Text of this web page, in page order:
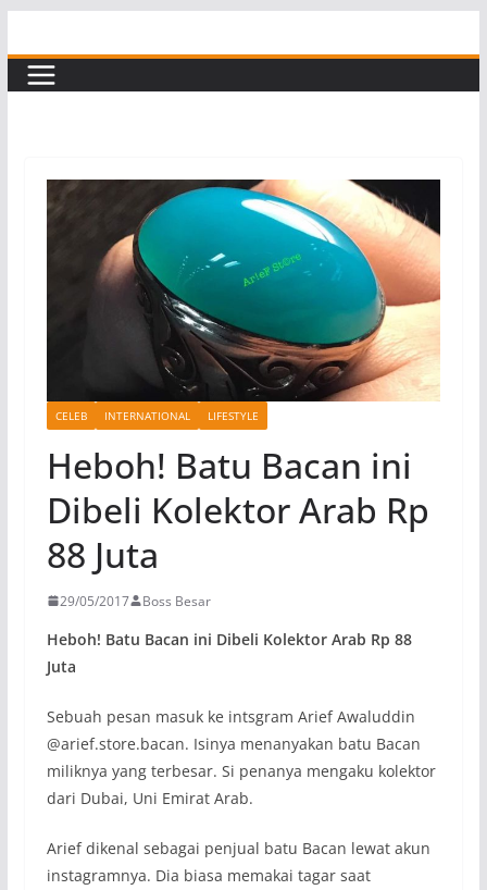
to
content
CELEB INTERNATIONAL LIFESTYLE
Heboh! Batu Bacan ini
Dibeli Kolektor Arab Rp
88 Juta
29/05/2017 Boss Besar
Heboh! Batu Bacan ini Dibeli Kolektor Arab Rp 88
Juta
Sebuah pesan masuk ke intsgram Arief Awaluddin
@arief.store.bacan. Isinya menanyakan batu Bacan
miliknya yang terbesar. Si penanya mengaku kolektor
dari Dubai, Uni Emirat Arab.
Arief dikenal sebagai penjual batu Bacan lewat akun
instagramnya. Dia biasa memakai tagar saat